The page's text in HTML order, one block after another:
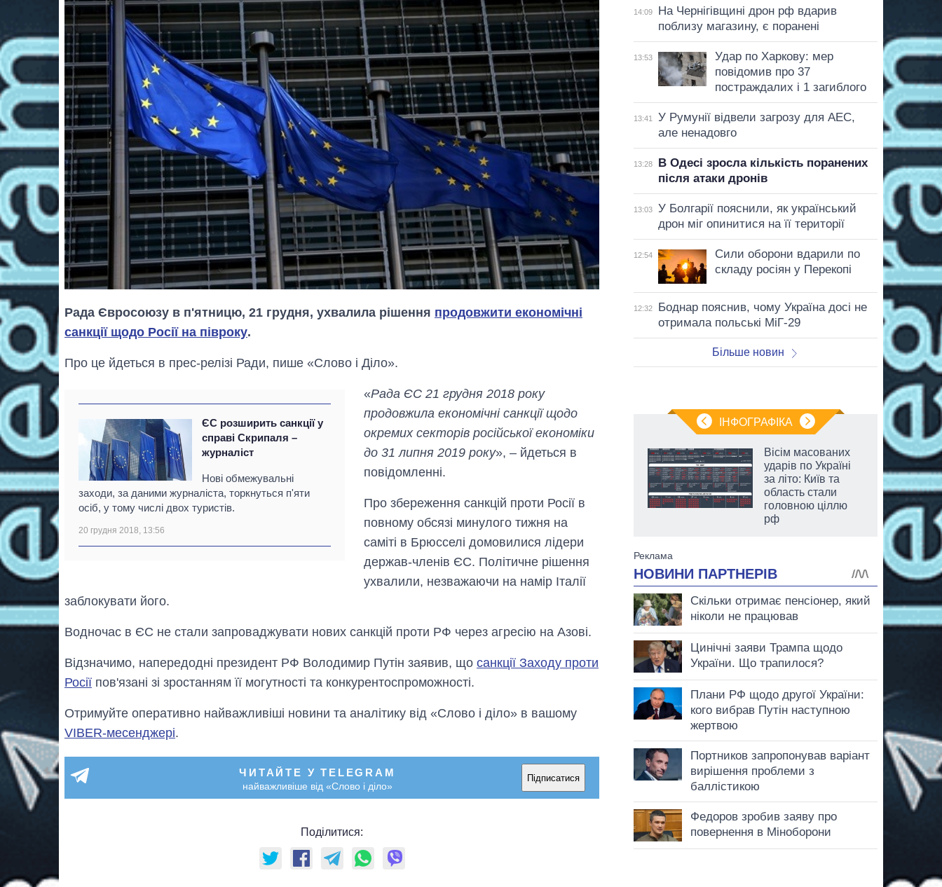
Рада Євросоюзу в п'ятницю, 21 грудня, ухвалила рішення продовжити економічні
санкції щодо Росії на півроку.
Про це йдеться в прес-релізі Ради, пише «Слово і Діло».
ЄС розширить санкції у
справі Скрипаля –
журналіст
Нові обмежувальні
заходи, за даними журналіста, торкнуться п'яти
осіб, у тому числі двох туристів.
20 грудня 2018, 13:56
«Рада ЄС 21 грудня 2018 року
продовжила економічні санкції щодо
окремих секторів російської економіки
до 31 липня 2019 року», – йдеться в
повідомленні.
Про збереження санкцій проти Росії в
повному обсязі минулого тижня на
саміті в Брюсселі домовилися лідери
держав-членів ЄС. Політичне рішення
ухвалили, незважаючи на намір Італії
заблокувати його.
Водночас в ЄС не стали запроваджувати нових санкцій проти РФ через агресію на Азові.
Відзначимо, напередодні президент РФ Володимир Путін заявив, що санкції Заходу проти
Росії пов'язані зі зростанням її могутності та конкурентоспроможності.
Отримуйте оперативно найважливіші новини та аналітику від «Слово і діло» в вашому
VIBER-месенджері.
ЧИТАЙТЕ У TELEGRAM
найважливіше від «Слово і діло»
Підписатися
Поділитися:
14:09
На Чернігівщині дрон рф вдарив
поблизу магазину, є поранені
13:53
Удар по Харкову: мер
повідомив про 37
постраждалих і 1 загиблого
13:41
У Румунії відвели загрозу для АЕС,
але ненадовго
13:28
В Одесі зросла кількість поранених
після атаки дронів
13:03
У Болгарії пояснили, як український
дрон міг опинитися на її території
12:54
Сили оборони вдарили по
складу росіян у Перекопі
12:32
Боднар пояснив, чому Україна досі не
отримала польські МіГ-29
Більше новин
ІНФОГРАФІКА
Як за 10 років
магістратуру та
аспірантуру
Вісім масованих
ударів по Україні
за літо: Київ та
область стали
головною ціллю
рф